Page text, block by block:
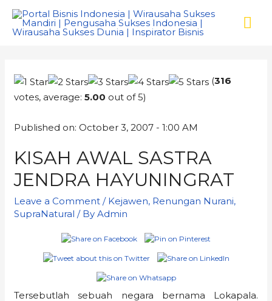
(316
votes, average:5.00 out of 5)
Published on: October 3, 2007 - 1:00 AM
KISAH AWAL SASTRA
JENDRA HAYUNINGRAT
Leave a Comment / Kejawen, Renungan Nurani,
SupraNatural / ByAdmin
Tersebutlah sebuah negara bernama Lokapala.